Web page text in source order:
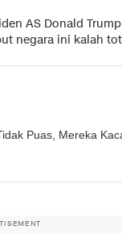
AS Donald
negara ini kalah
Puas, Mereka